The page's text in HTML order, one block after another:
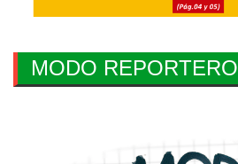
MODO REPORTERO